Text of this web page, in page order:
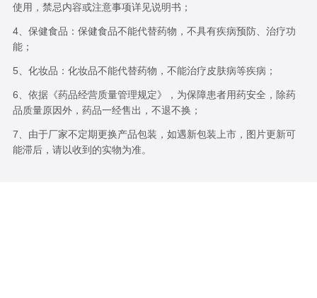
使用，禁忌内容或注意事项详见说明书；
4、保健食品：保健食品不能代替药物，不具有疾病预防、治疗功
能；
5、化妆品：化妆品不能代替药物，不能治疗皮肤病等疾病；
6、依据《药品经营质量管理规定》，为保障患者用药安全，除药
品质量原因外，药品一经售出，不退不换；
7、由于厂家不定期更换产品包装，如遇新包装上市，图片更新可
能滞后，请以收到的实物为准。